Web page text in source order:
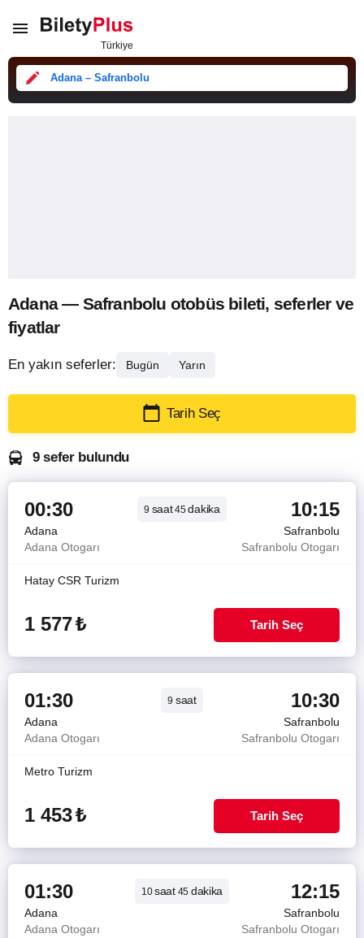
Adana – Safranbolu
Adana — Safranbolu otobüs bileti, seferler ve
fiyatlar
En yakın seferler: Bugün Yarın
Tarih Seç
9 sefer bulundu
00:30 9 saat45dakika 10:15
Adana
Safranbolu
Adana Otogarı
Safranbolu Otogarı
Hatay CSR Turizm
1 577₺ Tarih Seç
01:30 9 saat 10:30
Adana
Safranbolu
Adana Otogarı
Safranbolu Otogarı
Metro Turizm
1 453₺ Tarih Seç
01:30 10saat45 dakika 12:15
Adana
Safranbolu
Adana Otogarı
Safranbolu Otogarı